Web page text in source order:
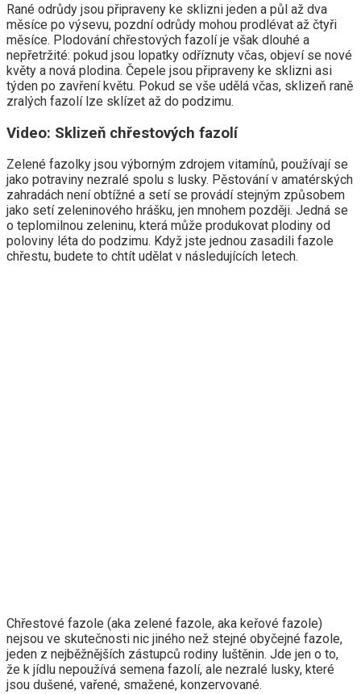
Rané odrůdy jsou připraveny ke sklizni jeden a půl až dva
měsíce po výsevu, pozdní odrůdy mohou prodlévat až čtyři
měsíce. Plodování chřestových fazolí je však dlouhé a
nepřetržité: pokud jsou lopatky odříznuty včas, objeví se nové
květy a nová plodina. Čepele jsou připraveny ke sklizni asi
týden po zavření květu. Pokud se vše udělá včas, sklizeň raně
zralých fazolí lze sklízet až do podzimu.
Video: Sklizeň chřestových fazolí
Zelené fazolky jsou výborným zdrojem vitamínů, používají se
jako potraviny nezralé spolu s lusky. Pěstování v amatérských
zahradách není obtížné a setí se provádí stejným způsobem
jako setí zeleninového hrášku, jen mnohem později. Jedná se
o teplomilnou zeleninu, která může produkovat plodiny od
poloviny léta do podzimu. Když jste jednou zasadili fazole
chřestu, budete to chtít udělat v následujících letech.
Chřestové fazole (aka zelené fazole, aka keřové fazole)
nejsou ve skutečnosti nic jiného než stejné obyčejné fazole,
jeden z nejběžnějších zástupců rodiny luštěnin. Jde jen o to,
že k jídlu nepoužívá semena fazolí, ale nezralé lusky, které
jsou dušené, vařené, smažené, konzervované.